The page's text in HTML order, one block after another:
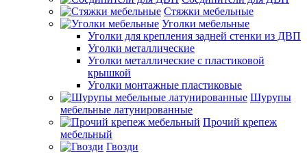
Стяжки мебельные
Уголки мебельные
Уголки для крепления задней стенки из ДВП
Уголки металлические
Уголки металлические с пластиковой
крышкой
Уголки монтажные пластиковые
Шурупы
мебельные латунированные
Прочий крепеж
мебельный
Гвозди